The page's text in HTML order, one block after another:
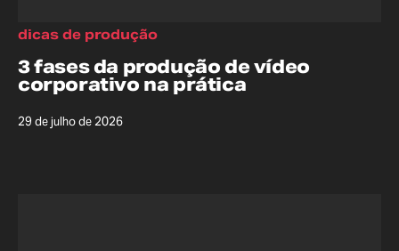
3 fases da produção de vídeo
corporativo na prática
29 de julho de 2026
dicas de produção